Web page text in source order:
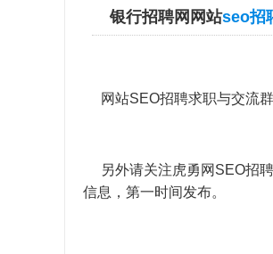
银行招聘网网站seo招
网站SEO招聘求职与交流
另外请关注虎勇网SEO招聘
信息，第一时间发布。